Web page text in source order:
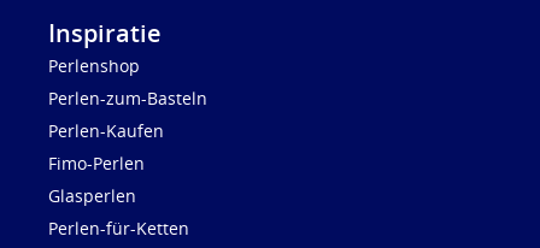
Inspiratie
Perlenshop
Perlen-zum-Basteln
Perlen-Kaufen
Fimo-Perlen
Glasperlen
Perlen-für-Ketten